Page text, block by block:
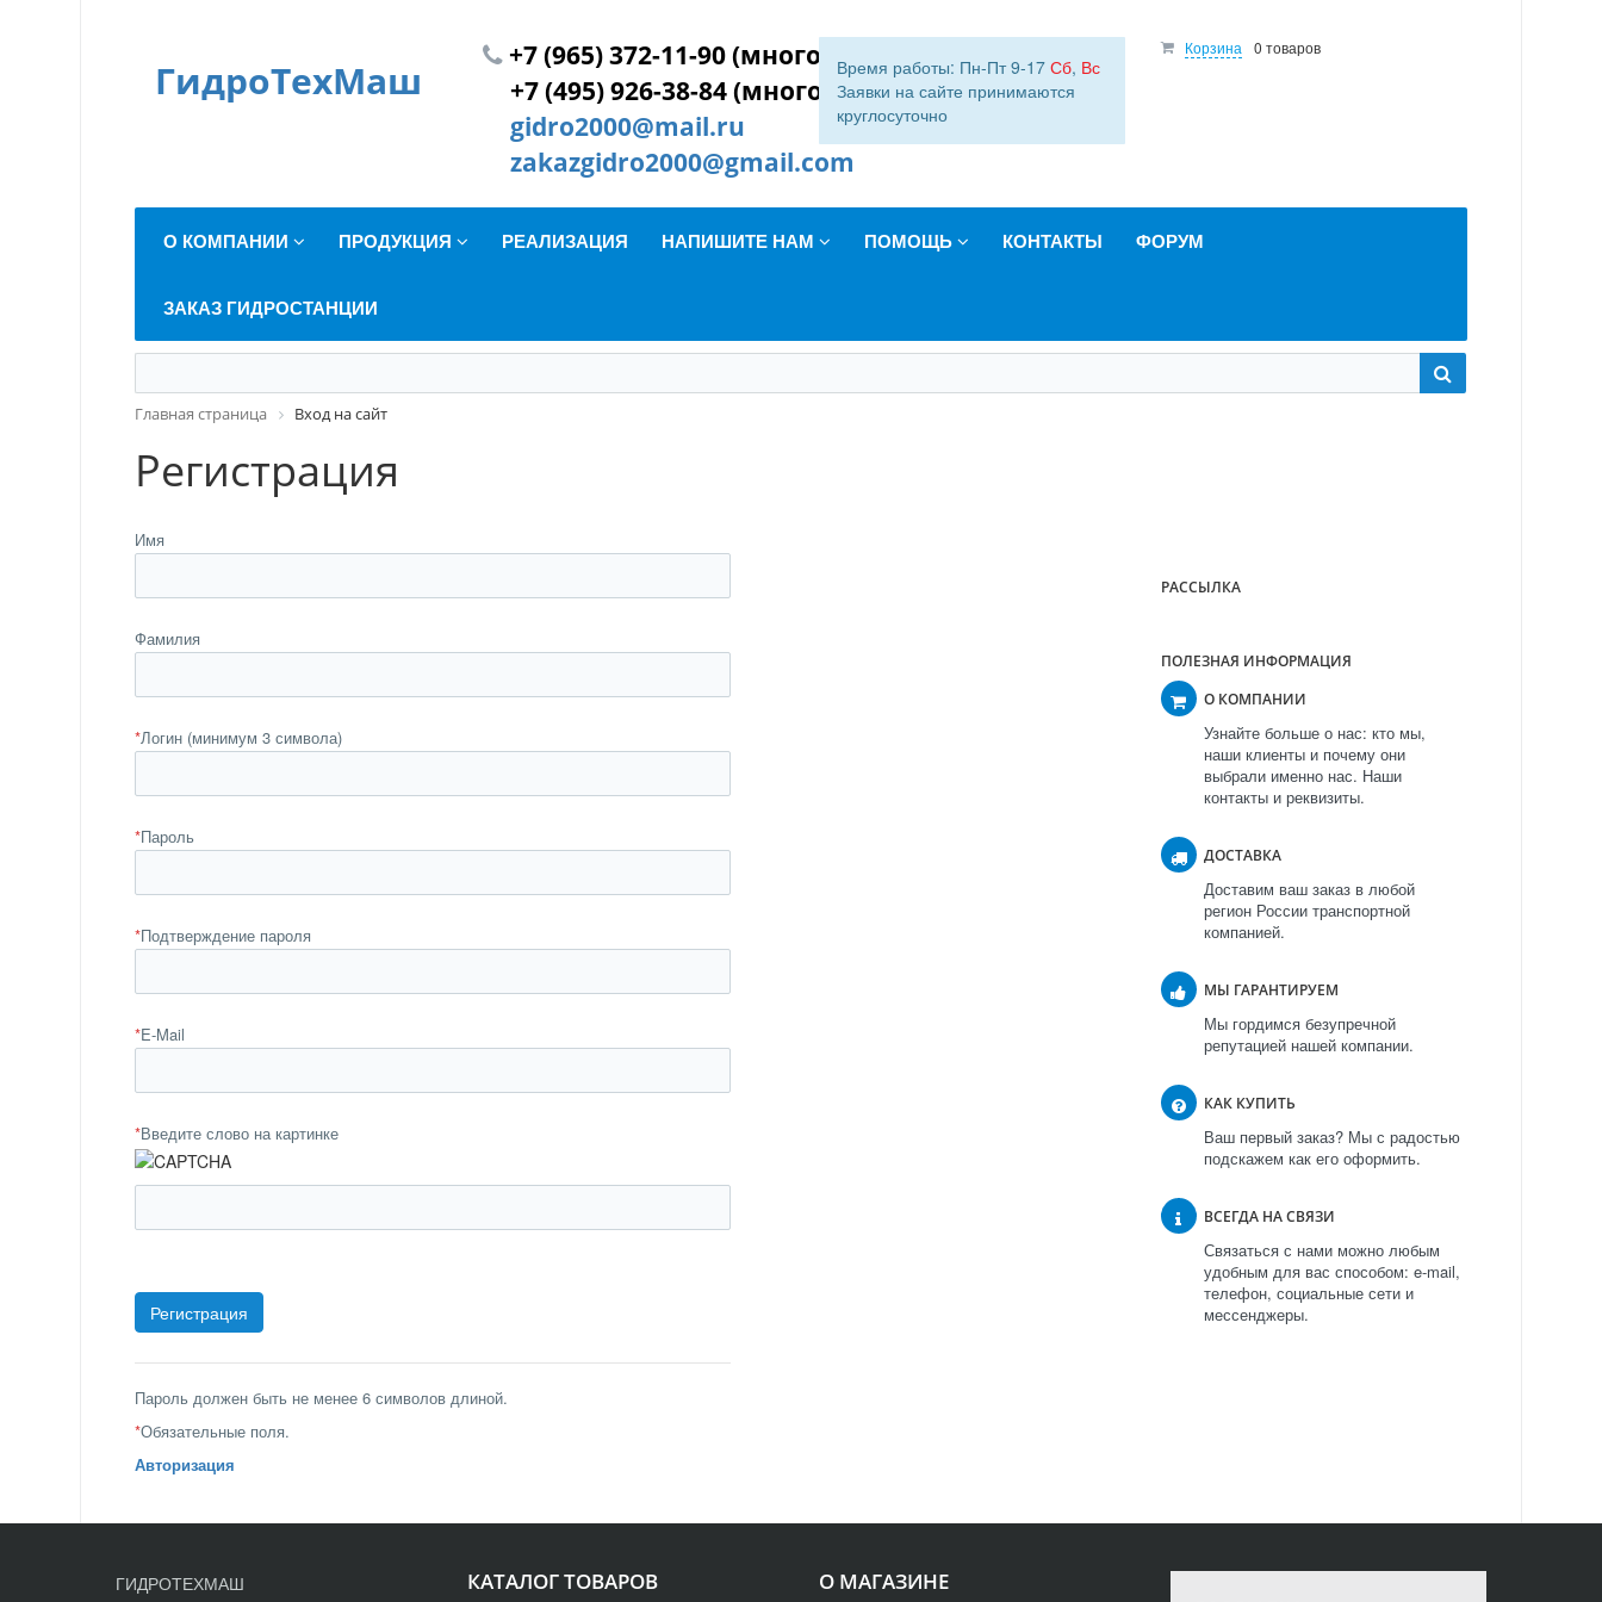
ГидроТехМаш
+7 (965) 372-11-90 (многокан.)
+7 (495) 926-38-84 (многокан.)
gidro2000@mail.ru
zakazgidro2000@gmail.com
Время работы: Пн-Пт 9-17 Сб, Вс
Заявки на сайте принимаются
круглосуточно
Корзина 0 товаров
О КОМПАНИИ ПРОДУКЦИЯ РЕАЛИЗАЦИЯ НАПИШИТЕ НАМ ПОМОЩЬ КОНТАКТЫ ФОРУМ
ЗАКАЗ ГИДРОСТАНЦИИ
Главная страница Вход на сайт
Регистрация
Имя
Фамилия
*Логин (минимум 3 символа)
*Пароль
*Подтверждение пароля
*E-Mail
*Введите слово на картинке
Пароль должен быть не менее 6 символов длиной.
*Обязательные поля.
Авторизация
РАССЫЛКА
ПОЛЕЗНАЯ ИНФОРМАЦИЯ
О КОМПАНИИ
Узнайте больше о нас: кто мы,
наши клиенты и почему они
выбрали именно нас. Наши
контакты и реквизиты.
ДОСТАВКА
Доставим ваш заказ в любой
регион России транспортной
компанией.
МЫ ГАРАНТИРУЕМ
Мы гордимся безупречной
репутацией нашей компании.
КАК КУПИТЬ
Ваш первый заказ? Мы с радостью
подскажем как его оформить.
ВСЕГДА НА СВЯЗИ
Связаться с нами можно любым
удобным для вас способом: e-mail,
телефон, социальные сети и
мессенджеры.
О МАГАЗИНЕ
КАТАЛОГ ТОВАРОВ
ГИДРОТЕХМАШ